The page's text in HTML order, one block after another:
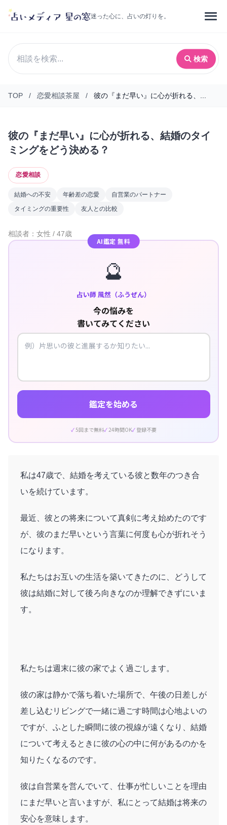
迷った心に、占いの灯りを。
検索
TOP / 恋愛相談茶屋 / 彼の『まだ早い』に心が折れる、...
彼の『まだ早い』に心が折れる、結婚のタイ
ミングをどう決める？
恋愛相談
結婚への不安 年齢差の恋愛
自営業のパートナー
タイミングの重要性
友人との比較
相談者：女性 / 47歳
AI鑑定 無料
🔮
占い師 風然（ふうぜん）
今の悩みを
書いてみてください
鑑定を始める
5回まで無料 24時間OK 登録不要
私は47歳で、結婚を考えている彼と数年のつき合
いを続けています。
最近、彼との将来について真剣に考え始めたのです
が、彼のまだ早いという言葉に何度も心が折れそう
になります。
私たちはお互いの生活を築いてきたのに、どうして
彼は結婚に対して後ろ向きなのか理解できずにいま
す。
私たちは週末に彼の家でよく過ごします。
彼の家は静かで落ち着いた場所で、午後の日差しが
差し込むリビングで一緒に過ごす時間は心地よいの
ですが、ふとした瞬間に彼の視線が遠くなり、結婚
について考えるときに彼の心の中に何があるのかを
知りたくなるのです。
彼は自営業を営んでいて、仕事が忙しいことを理由
にまだ早いと言いますが、私にとって結婚は将来の
安心を意味します。